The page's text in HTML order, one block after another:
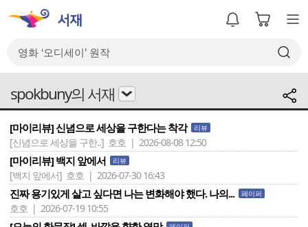
spokbuny의 서재
[마이리뷰] 신념으로 세상을 구한다는 착각 리뷰
[신념으로 세상을 구한..] 호호 | 2026-08-08 12:50
[마이리뷰] 백지 앞에서 리뷰
[백지 앞에서] 호호 | 2026-07-30 16:43
진짜 용기있게 살고 싶다면 나는 변화해야 했다. 나의... 페이퍼
호호 | 2026-07-19 10:55